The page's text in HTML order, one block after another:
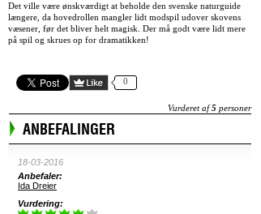
Det ville være ønskværdigt at beholde den svenske naturguide
længere, da hovedrollen mangler lidt modspil udover skovens
væsener, før det bliver helt magisk. Der må godt være lidt mere
på spil og skrues op for dramatikken!
0
Vurderet af5 personer
ANBEFALINGER
18-03-2016
Anbefaler:
Ida Dreier
Vurdering: